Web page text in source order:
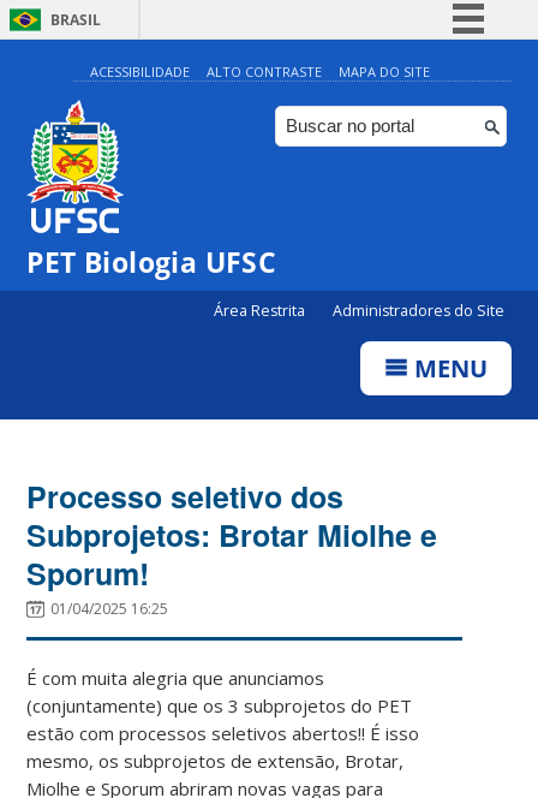
BRASIL
Simplifique!
Comunica BR
Participe
ACESSIBILIDADE ALTO CONTRASTE MAPA DO SITE
PET Biologia UFSC
Área Restrita Administradores do Site
MENU
Processo seletivo dos
Subprojetos: Brotar Miolhe e
Sporum!
01/04/2025 16:25
É com muita alegria que anunciamos
(conjuntamente) que os 3 subprojetos do PET
estão com processos seletivos abertos!! É isso
mesmo, os subprojetos de extensão, Brotar,
Miolhe e Sporum abriram novas vagas para